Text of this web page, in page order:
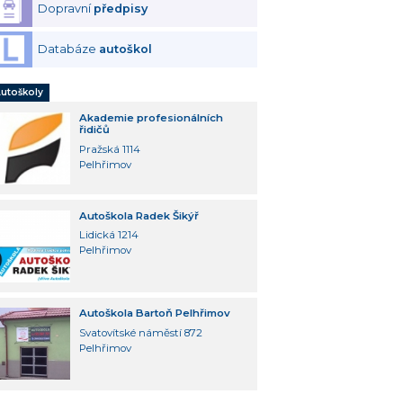
Dopravní předpisy
Databáze autoškol
Akademie profesionálních
řidičů
Pražská 1114
Pelhřimov
Autoškola Radek Šikýř
Lidická 1214
Pelhřimov
Autoškola Bartoň Pelhřimov
Svatovítské náměstí 872
Pelhřimov